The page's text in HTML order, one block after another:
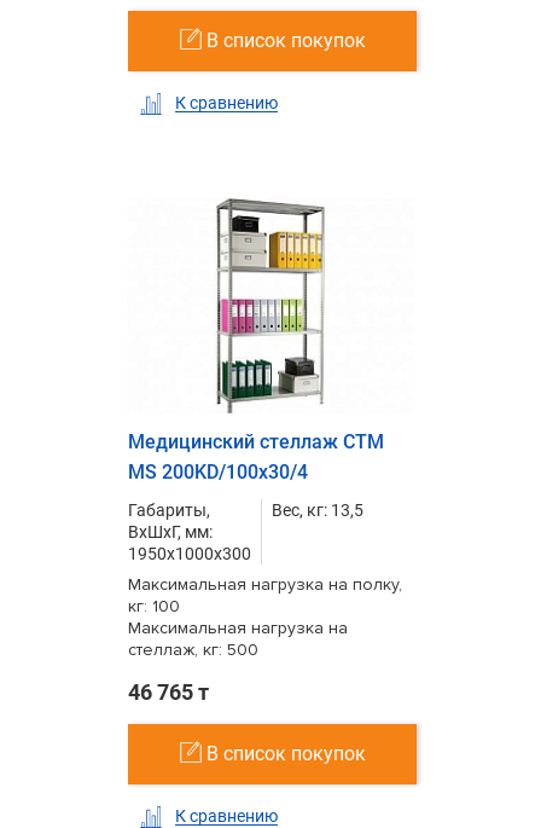
В список покупок
К сравнению
Медицинский стеллаж СТМ
MS 200KD/100х30/4
Габариты,
ВxШxГ, мм:
1950x1000x300
Вес, кг: 13,5
Максимальная нагрузка на полку,
кг: 100
Максимальная нагрузка на
стеллаж, кг: 500
46 765 т
В список покупок
К сравнению